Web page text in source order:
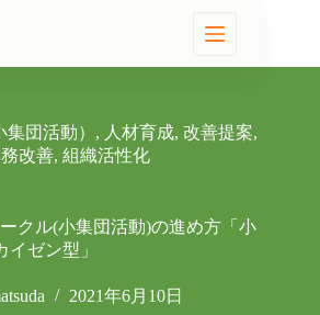
団活動） , 人材育成, 改善提案,
改善,組織活性化
クル(小集団活動)の進め方「小
イゼン型」
2021年6月10日